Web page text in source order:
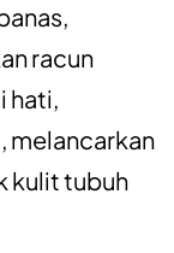
racun
hati,
melancarkan
kulit tubuh